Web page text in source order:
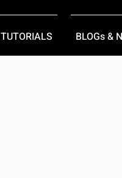
TUTORIALS BLOGs &